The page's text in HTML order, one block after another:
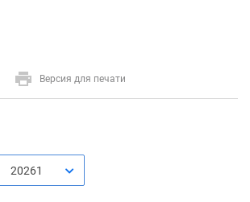
Версия для печати
20261